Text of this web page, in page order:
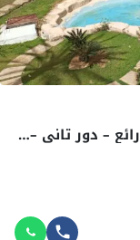
شقة فى كومبوند دجلة جاردنز – موقع رائع – دور تانى – فيو امامى بحيرة و حدائق – تشطيب سوبر لوكس